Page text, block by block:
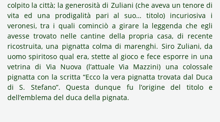
colpito la città; la generosità di Zuliani (che aveva un tenore di
vita ed una prodigalità pari al suo… titolo) incuriosiva i
veronesi, tra i quali cominciò a girare la leggenda che egli
avesse trovato nelle cantine della propria casa, di recente
ricostruita, una pignatta colma di marenghi. Siro Zuliani, da
uomo spiritoso qual era, stette al gioco e fece esporre in una
vetrina di Via Nuova (l’attuale Via Mazzini) una colossale
pignatta con la scritta “Ecco la vera pignatta trovata dal Duca
di S. Stefano”. Questa dunque fu l’origine del titolo e
dell’emblema del duca della pignata.